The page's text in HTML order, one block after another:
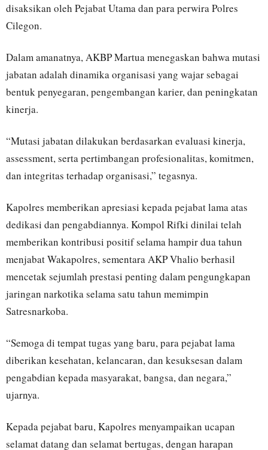
disaksikan oleh Pejabat Utama dan para perwira Polres
Cilegon.
Dalam amanatnya, AKBP Martua menegaskan bahwa mutasi
jabatan adalah dinamika organisasi yang wajar sebagai
bentuk penyegaran, pengembangan karier, dan peningkatan
kinerja.
“Mutasi jabatan dilakukan berdasarkan evaluasi kinerja,
assessment, serta pertimbangan profesionalitas, komitmen,
dan integritas terhadap organisasi,” tegasnya.
Kapolres memberikan apresiasi kepada pejabat lama atas
dedikasi dan pengabdiannya. Kompol Rifki dinilai telah
memberikan kontribusi positif selama hampir dua tahun
menjabat Wakapolres, sementara AKP Vhalio berhasil
mencetak sejumlah prestasi penting dalam pengungkapan
jaringan narkotika selama satu tahun memimpin
Satresnarkoba.
“Semoga di tempat tugas yang baru, para pejabat lama
diberikan kesehatan, kelancaran, dan kesuksesan dalam
pengabdian kepada masyarakat, bangsa, dan negara,”
ujarnya.
Kepada pejabat baru, Kapolres menyampaikan ucapan
selamat datang dan selamat bertugas, dengan harapan